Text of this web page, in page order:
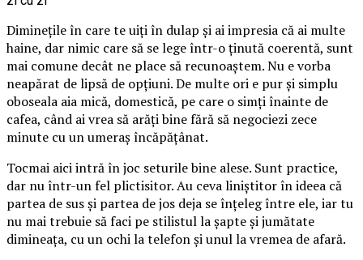
Diminețile în care te uiți în dulap și ai impresia că ai multe
haine, dar nimic care să se lege într-o ținută coerentă, sunt
mai comune decât ne place să recunoaștem. Nu e vorba
neapărat de lipsă de opțiuni. De multe ori e pur și simplu
oboseala aia mică, domestică, pe care o simți înainte de
cafea, când ai vrea să arăți bine fără să negociezi zece
minute cu un umeraș încăpățânat.
Tocmai aici intră în joc seturile bine alese. Sunt practice,
dar nu într-un fel plictisitor. Au ceva liniștitor în ideea că
partea de sus și partea de jos deja se înțeleg între ele, iar tu
nu mai trebuie să faci pe stilistul la șapte și jumătate
dimineața, cu un ochi la telefon și unul la vremea de afară.